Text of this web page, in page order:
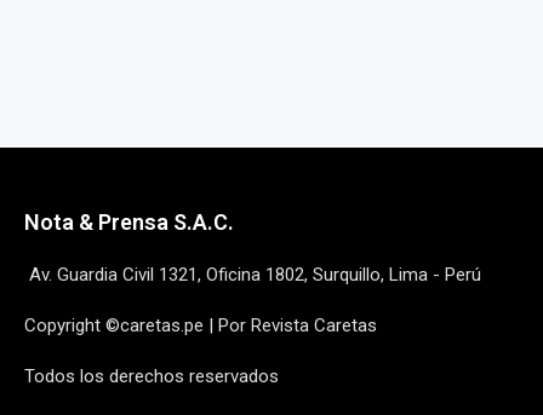
Nota & Prensa S.A.C.
Av. Guardia Civil 1321, Oficina 1802, Surquillo, Lima - Perú
Copyright ©caretas.pe | Por Revista Caretas
Todos los derechos reservados